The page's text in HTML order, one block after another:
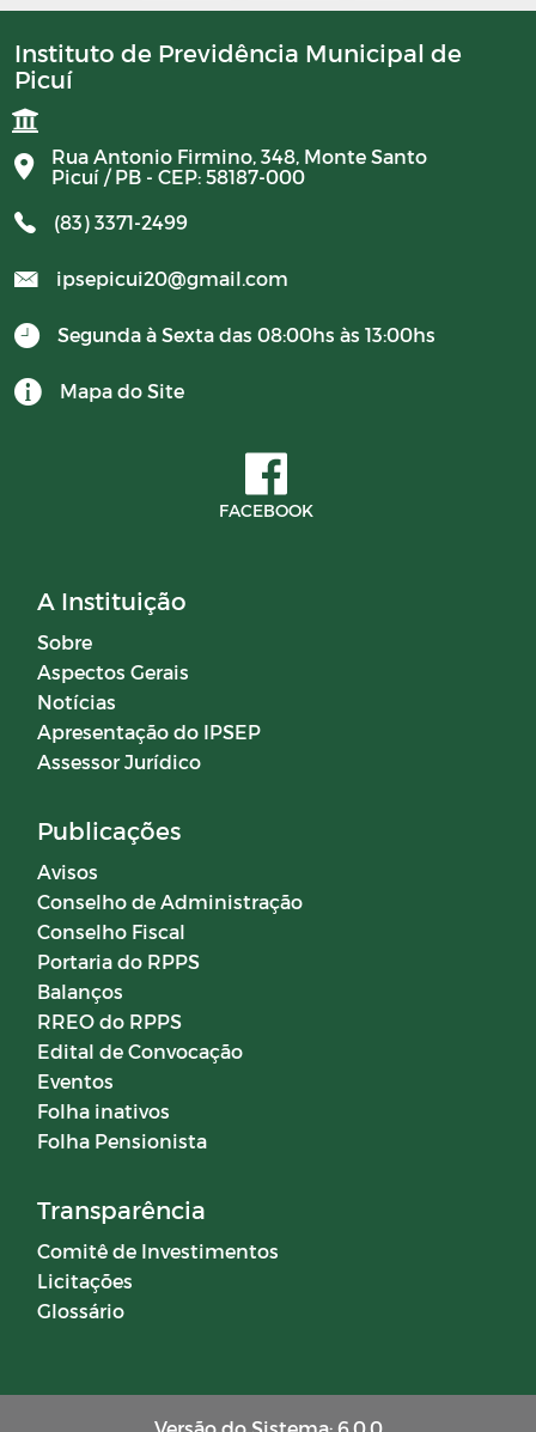
BALANCETES 2023
BALANCETES 2024
COMITE DE INVESTIMENTO 2023
COMITER DE INVESTIMENTO 2024
RESUMO GERAL DA PREVIDENCIA 2024
BALANCETES 2025
Horários Funcionários
COMITÊ DE INVESTIMENTOS
Instituto de Previdência Municipal de
Picuí
Rua Antonio Firmino, 348, Monte Santo
Picuí / PB - CEP: 58187-000
(83) 3371-2499
ipsepicui20@gmail.com
Segunda à Sexta das 08:00hs às 13:00hs
Mapa do Site
FACEBOOK
A Instituição
Sobre
Aspectos Gerais
Notícias
Apresentação do IPSEP
Assessor Jurídico
Publicações
Avisos
Conselho de Administração
Conselho Fiscal
Portaria do RPPS
Balanços
RREO do RPPS
Edital de Convocação
Eventos
Folha inativos
Folha Pensionista
Transparência
Comitê de Investimentos
Licitações
Glossário